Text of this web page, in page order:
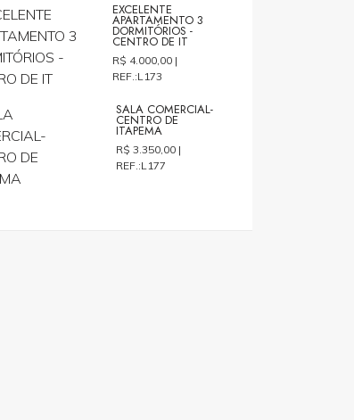
EXCELENTE
APARTAMENTO 3
DORMITÓRIOS -
CENTRO DE IT
R$ 4.000,00 |
REF.:L173
SALA COMERCIAL-
CENTRO DE
ITAPEMA
R$ 3.350,00 |
REF.:L177